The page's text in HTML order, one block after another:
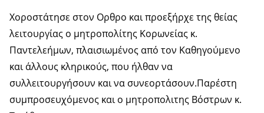
Χοροστάτησε στον Ορθρο και προεξήρχε της θείας
λειτουργίας ο μητροπολίτης Κορωνείας κ.
Παντελεήμων, πλαισιωμένος από τον Καθηγούμενο
και άλλους κληρικούς, που ήλθαν να
συλλειτουργήσουν και να συνεορτάσουν.Παρέστη
συμπροσευχόμενος και ο μητροπολιτης Βόστρων κ.